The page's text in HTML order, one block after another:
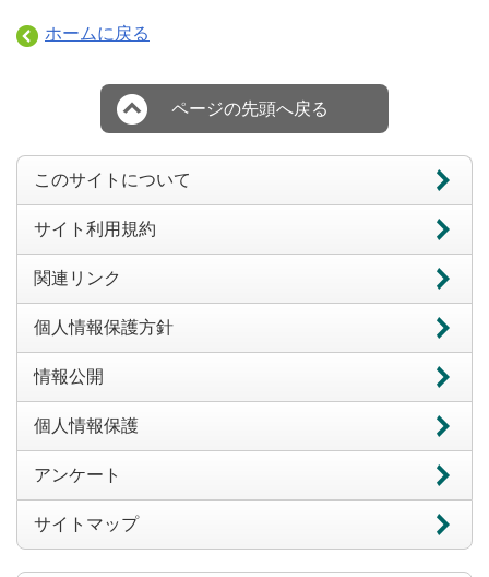
ホームに戻る
ページの先頭へ戻る
このサイトについて
サイト利用規約
関連リンク
個人情報保護方針
情報公開
個人情報保護
アンケート
サイトマップ